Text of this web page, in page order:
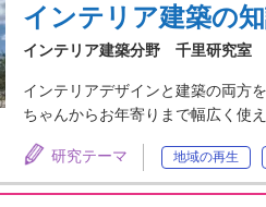
インテリア建築の
インテリア建築分野 千里研究室
インテリアデザインと建築の両方
ちゃんからお年寄りまで幅広く使
研究テーマ 地域の再生